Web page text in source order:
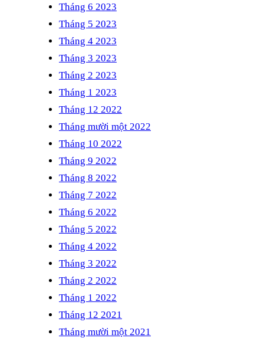
Tháng 6 2023
Tháng 5 2023
Tháng 4 2023
Tháng 3 2023
Tháng 2 2023
Tháng 1 2023
Tháng 12 2022
Tháng mười một 2022
Tháng 10 2022
Tháng 9 2022
Tháng 8 2022
Tháng 7 2022
Tháng 6 2022
Tháng 5 2022
Tháng 4 2022
Tháng 3 2022
Tháng 2 2022
Tháng 1 2022
Tháng 12 2021
Tháng mười một 2021